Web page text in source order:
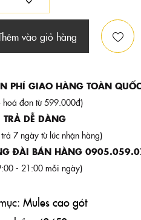
vào giỏ hàng
PHÍ GIAO HÀNG TOÀN QUỐC
hoá đơn từ 599.000đ)
DỄ DÀNG
7 ngày từ lúc nhận hàng)
ĐÀI BÁN HÀNG
- 21:00 mỗi ngày)
Mules cao gót